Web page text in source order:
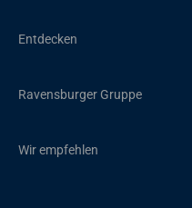
Entdecken
Ravensburger Gruppe
Wir empfehlen